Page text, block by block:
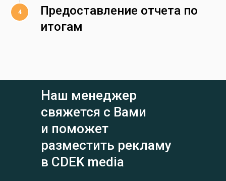
Предоставление отчета по
итогам
Наш менеджер
свяжется с Вами
и поможет
разместить рекламу
в CDEK media